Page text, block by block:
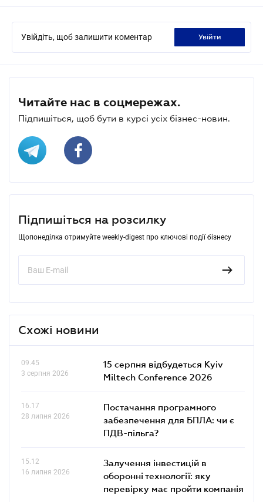
Увійдіть, щоб залишити коментар увійти
Читайте нас в соцмережах.
Підпишіться, щоб бути в курсі усіх бізнес-новин.
Підпишіться на розсилку
Щопонеділка отримуйте weekly-digest про ключові події бізнесу
Схожі новини
09.45
3 серпня 2026
15 серпня відбудеться Kyiv
Miltech Conference 2026
16.17
28 липня 2026
Постачання програмного
забезпечення для БПЛА: чи є
ПДВ-пільга?
15.12
16 липня 2026
Залучення інвестицій в
оборонні технології: яку
перевірку має пройти компанія